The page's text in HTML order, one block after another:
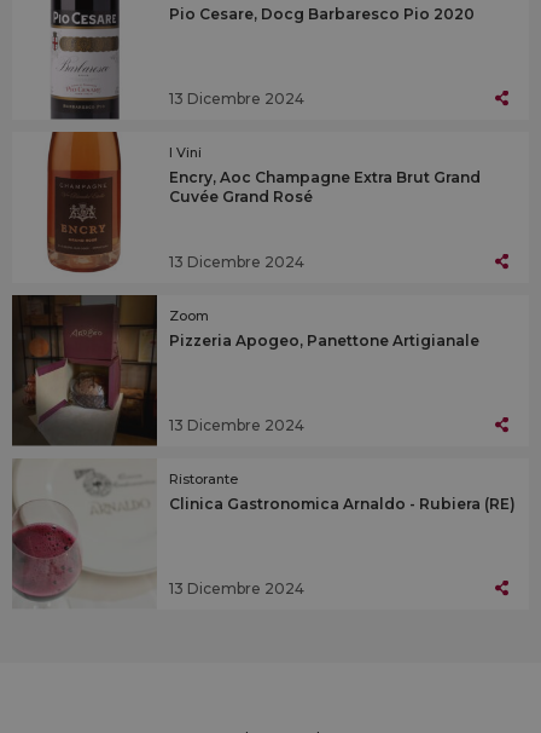
Pio Cesare, Docg Barbaresco Pio 2020
13 Dicembre 2024
I Vini
Encry, Aoc Champagne Extra Brut Grand
Cuvée Grand Rosé
13 Dicembre 2024
Zoom
Pizzeria Apogeo, Panettone Artigianale
13 Dicembre 2024
Ristorante
Clinica Gastronomica Arnaldo - Rubiera (RE)
13 Dicembre 2024